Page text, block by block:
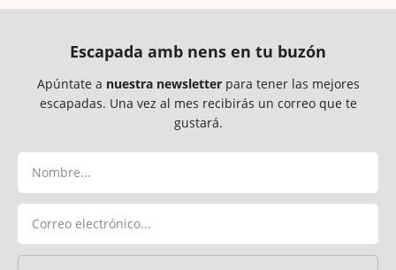
Escapada amb nens en tu buzón
Apúntate a nuestra newsletterpara tener las mejores
escapadas. Una vez al mes recibirás un correo que te
gustará.